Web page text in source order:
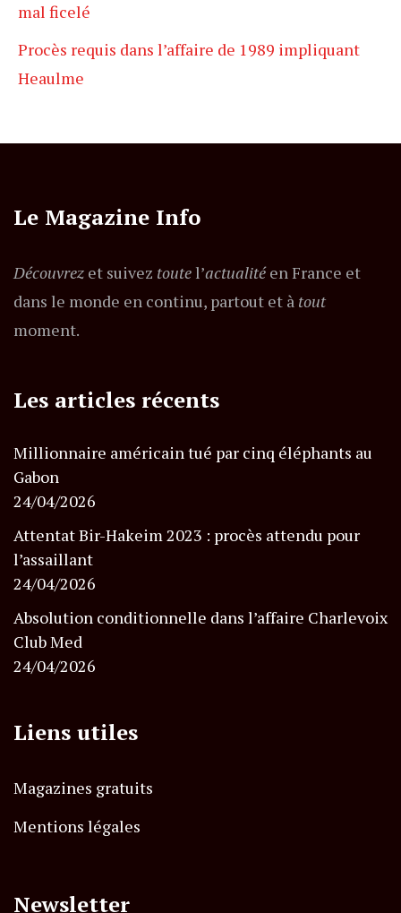
mal ficelé
Procès requis dans l’affaire de 1989 impliquant
Heaulme
Le Magazine Info
Découvrez et suivez toutel’actualitéen France et
dans le monde en continu, partout et à tout
moment.
Les articles récents
Millionnaire américain tué par cinq éléphants au
Gabon
24/04/2026
Attentat Bir-Hakeim 2023 : procès attendu pour
l’assaillant
24/04/2026
Absolution conditionnelle dans l’affaire Charlevoix
Club Med
24/04/2026
Liens utiles
Magazines gratuits
Mentions légales
Newsletter